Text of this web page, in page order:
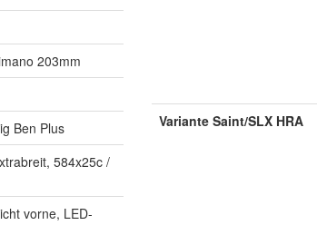
203mm
Ben Plus
584x25c /
vorne, LED-
Variante Saint/SLX HRA